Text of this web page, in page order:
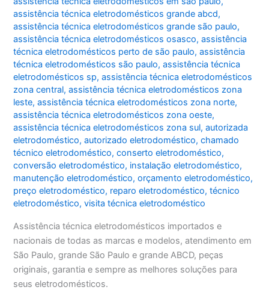
assistência técnica eletrodomésticos grande abcd,
assistência técnica eletrodomésticos grande são paulo,
assistência técnica eletrodomésticos osasco,assistência
técnica eletrodomésticos perto de são paulo,assistência
técnica eletrodomésticos são paulo,assistência técnica
eletrodomésticos sp,assistência técnica eletrodomésticos
zona central,assistência técnica eletrodomésticos zona
leste,assistência técnica eletrodomésticos zona norte,
assistência técnica eletrodomésticos zona oeste,
assistência técnica eletrodomésticos zona sul,autorizada
eletrodoméstico,autorizado eletrodoméstico,chamado
técnico eletrodoméstico,conserto eletrodoméstico,
conversão eletrodoméstico, instalação eletrodoméstico,
manutenção eletrodoméstico,orçamento eletrodoméstico,
preço eletrodoméstico, reparo eletrodoméstico,técnico
eletrodoméstico,visita técnica eletrodoméstico
Assistência técnica eletrodomésticos importados e
nacionais de todas as marcas e modelos, atendimento em
São Paulo, grande São Paulo e grande ABCD, peças
originais, garantia e sempre as melhores soluções para
seus eletrodomésticos.